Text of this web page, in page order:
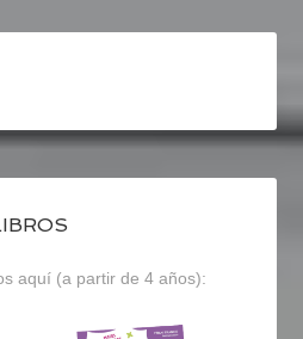
aquí (a partir de 4 años):